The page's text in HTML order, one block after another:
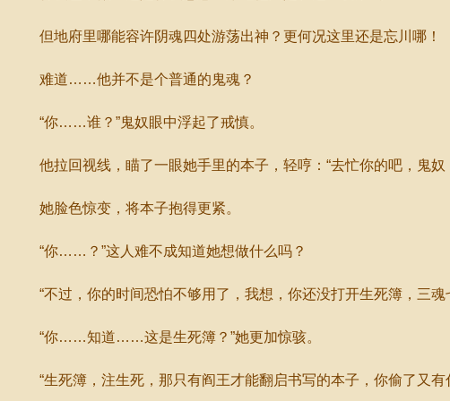
但地府里哪能容许阴魂四处游荡出神？更何况这里还是忘川哪！
难道……他并不是个普通的鬼魂？
“你……谁？”鬼奴眼中浮起了戒慎。
他拉回视线，瞄了一眼她手里的本子，轻哼：“去忙你的吧，鬼奴
她脸色惊变，将本子抱得更紧。
“你……？”这人难不成知道她想做什么吗？
“不过，你的时间恐怕不够用了，我想，你还没打开生死簿，三魂
“你……知道……这是生死簿？”她更加惊骇。
“生死簿，注生死，那只有阎王才能翻启书写的本子，你偷了又有